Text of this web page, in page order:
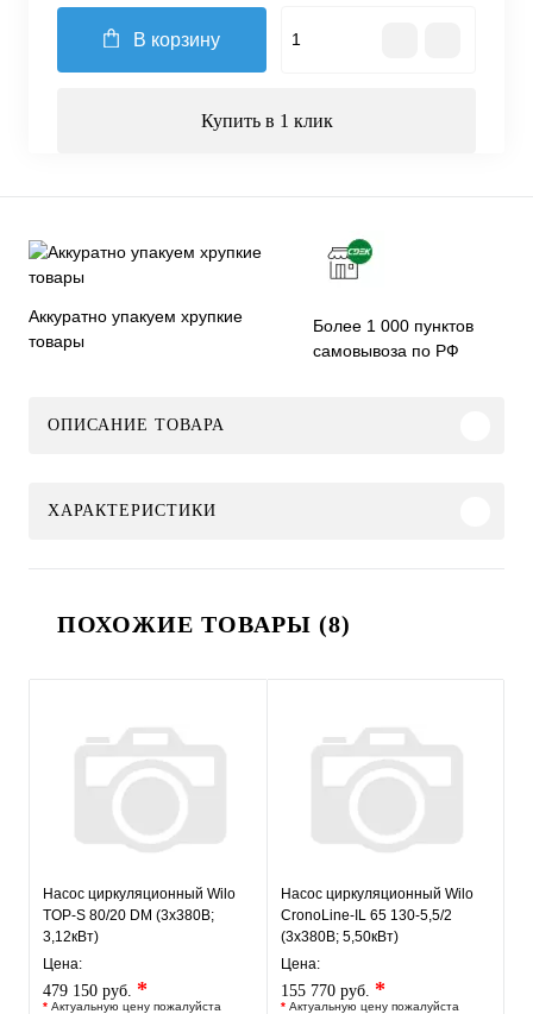
В корзину
Купить в 1 клик
Аккуратно упакуем хрупкие
товары
Более 1 000 пунктов
самовывоза по РФ
ОПИСАНИЕ ТОВАРА
ХАРАКТЕРИСТИКИ
ПОХОЖИЕ ТОВАРЫ (8)
Насос циркуляционный Wilo
TOP-S 80/20 DM (3х380В;
3,12кВт)
Цена:
479 150 руб. *
* Актуальную цену пожалуйста
Насос циркуляционный Wilo
CronoLine-IL 65 130-5,5/2
(3х380В; 5,50кВт)
Цена:
155 770 руб. *
* Актуальную цену пожалуйста